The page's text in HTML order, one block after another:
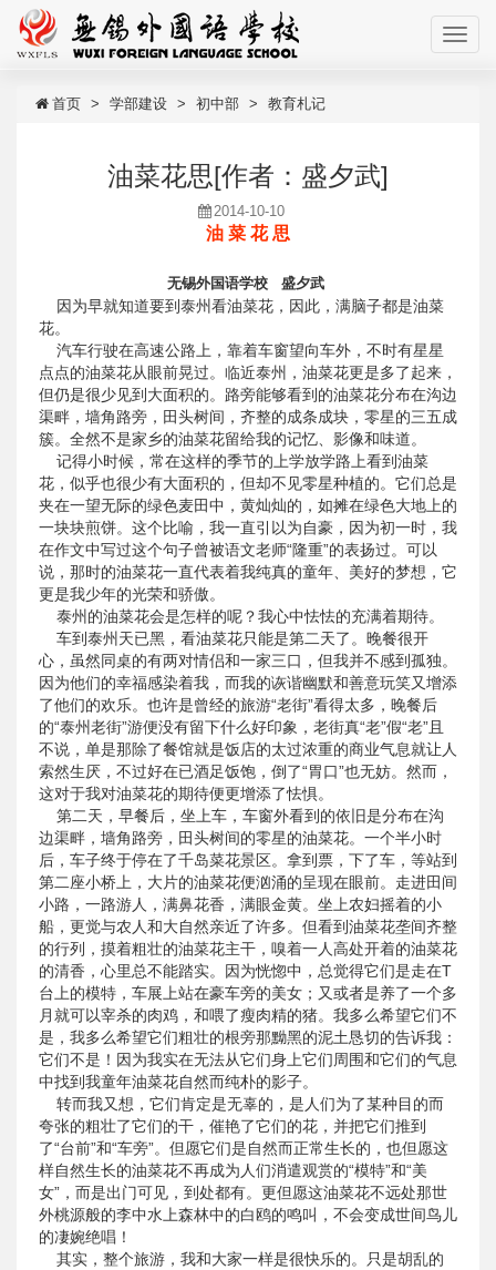
首页 学部建设 初中部 教育札记
油菜花思[作者：盛夕武]
2014-10-10
油 菜 花 思
无锡外国语学校 盛夕武
因为早就知道要到泰州看油菜花，因此，满脑子都是油菜
花。
汽车行驶在高速公路上，靠着车窗望向车外，不时有星星
点点的油菜花从眼前晃过。临近泰州，油菜花更是多了起来，
但仍是很少见到大面积的。路旁能够看到的油菜花分布在沟边
渠畔，墙角路旁，田头树间，齐整的成条成块，零星的三五成
簇。全然不是家乡的油菜花留给我的记忆、影像和味道。
记得小时候，常在这样的季节的上学放学路上看到油菜
花，似乎也很少有大面积的，但却不见零星种植的。它们总是
夹在一望无际的绿色麦田中，黄灿灿的，如摊在绿色大地上的
一块块煎饼。这个比喻，我一直引以为自豪，因为初一时，我
在作文中写过这个句子曾被语文老师“隆重”的表扬过。可以
说，那时的油菜花一直代表着我纯真的童年、美好的梦想，它
更是我少年的光荣和骄傲。
泰州的油菜花会是怎样的呢？我心中怯怯的充满着期待。
车到泰州天已黑，看油菜花只能是第二天了。晚餐很开
心，虽然同桌的有两对情侣和一家三口，但我并不感到孤独。
因为他们的幸福感染着我，而我的诙谐幽默和善意玩笑又增添
了他们的欢乐。也许是曾经的旅游“老街”看得太多，晚餐后
的“泰州老街”游便没有留下什么好印象，老街真“老”假“老”且
不说，单是那除了餐馆就是饭店的太过浓重的商业气息就让人
索然生厌，不过好在已酒足饭饱，倒了“胃口”也无妨。然而，
这对于我对油菜花的期待便更增添了怯惧。
第二天，早餐后，坐上车，车窗外看到的依旧是分布在沟
边渠畔，墙角路旁，田头树间的零星的油菜花。一个半小时
后，车子终于停在了千岛菜花景区。拿到票，下了车，等站到
第二座小桥上，大片的油菜花便汹涌的呈现在眼前。走进田间
小路，一路游人，满鼻花香，满眼金黄。坐上农妇摇着的小
船，更觉与农人和大自然亲近了许多。但看到油菜花垄间齐整
的行列，摸着粗壮的油菜花主干，嗅着一人高处开着的油菜花
的清香，心里总不能踏实。因为恍惚中，总觉得它们是走在T
台上的模特，车展上站在豪车旁的美女；又或者是养了一个多
月就可以宰杀的肉鸡，和喂了瘦肉精的猪。我多么希望它们不
是，我多么希望它们粗壮的根旁那黝黑的泥土恳切的告诉我：
它们不是！因为我实在无法从它们身上它们周围和它们的气息
中找到我童年油菜花自然而纯朴的影子。
转而我又想，它们肯定是无辜的，是人们为了某种目的而
夸张的粗壮了它们的干，催艳了它们的花，并把它们推到
了“台前”和“车旁”。但愿它们是自然而正常生长的，也但愿这
样自然生长的油菜花不再成为人们消遣观赏的“模特”和“美
女”，而是出门可见，到处都有。更但愿这油菜花不远处那世
外桃源般的李中水上森林中的白鸥的鸣叫，不会变成世间鸟儿
的凄婉绝唱！
其实，整个旅游，我和大家一样是很快乐的。只是胡乱的